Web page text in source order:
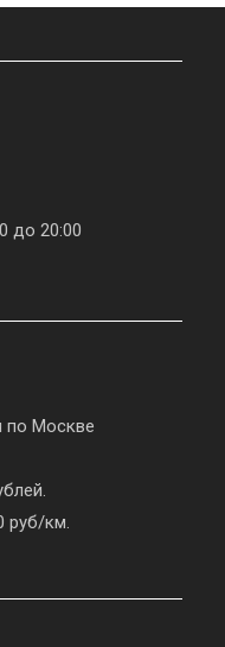
до 20:00
по Москве
руб/км.